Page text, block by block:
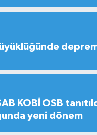
KOBİ OSB
yeni dönem